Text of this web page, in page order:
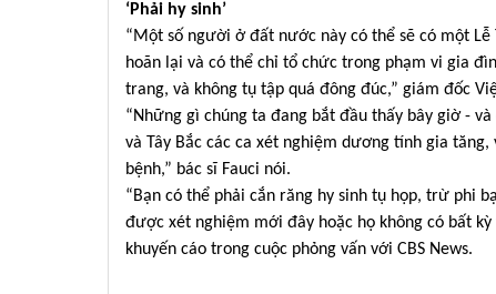
‘Phải hy sinh’
“Một số người ở đất nước này có thể sẽ có một
hoãn lại và có thể chỉ tổ chức trong phạm vi gia
trang, và không tụ tập quá đông đúc,” giám đốc
“Những gì chúng ta đang bắt đầu thấy bây giờ -
và Tây Bắc các ca xét nghiệm dương tính gia
bệnh,” bác sĩ Fauci nói.
“Bạn có thể phải cắn răng hy sinh tụ họp, trừ phi
được xét nghiệm mới đây hoặc họ không có bất
khuyến cáo trong cuộc phỏng vấn với CBS News.